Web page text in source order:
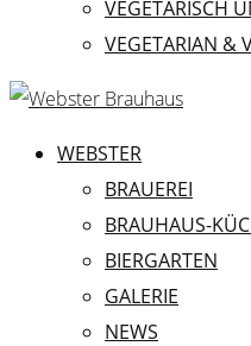
VEGETARISCH
VEGETARIAN &
WEBSTER
BRAUEREI
BRAUHAUS-
BIERGARTEN
GALERIE
NEWS